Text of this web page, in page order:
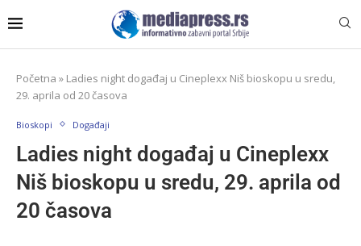
Početna » Ladies night događaj u Cineplexx Niš bioskopu u sredu,
29. aprila od 20 časova
Bioskopi Događaji
Ladies night događaj u Cineplexx
Niš bioskopu u sredu, 29. aprila od
20 časova